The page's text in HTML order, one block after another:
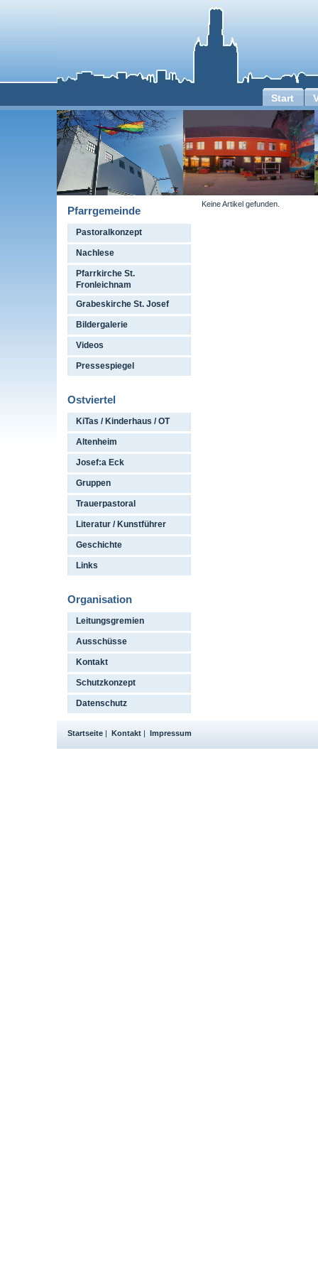
Start
Pfarrgemeinde
Pastoralkonzept
Nachlese
Pfarrkirche St.
Fronleichnam
Grabeskirche St. Josef
Bildergalerie
Videos
Pressespiegel
Ostviertel
KiTas / Kinderhaus / OT
Altenheim
Josef:a Eck
Gruppen
Trauerpastoral
Literatur / Kunstführer
Geschichte
Links
Organisation
Leitungsgremien
Ausschüsse
Kontakt
Schutzkonzept
Datenschutz
Keine Artikel gefunden.
Startseite | Kontakt | Impressum